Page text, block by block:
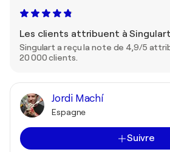
Les clients attribuent à
Singulart a reçu la note de 4,9/5
20 000 clients.
Jordi Machí
Espagne
Suivre